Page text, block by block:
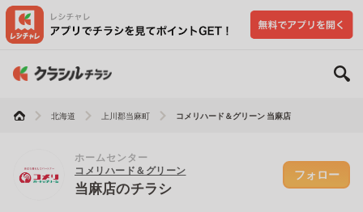
北海道 上川郡当麻町 コメリハード＆グリーン 当麻店
ホームセンター
コメリハード＆グリーン
当麻店のチラシ
フォロー